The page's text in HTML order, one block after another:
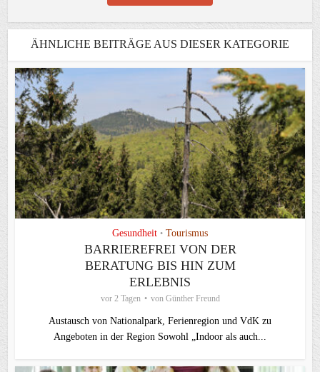
ÄHNLICHE BEITRÄGE AUS DIESER KATEGORIE
Gesundheit • Tourismus
BARRIEREFREI VON DER
BERATUNG BIS HIN ZUM
ERLEBNIS
vor 2 Tagen von Günther Freund
Austausch von Nationalpark, Ferienregion und VdK zu
Angeboten in der Region Sowohl „Indoor als auch...